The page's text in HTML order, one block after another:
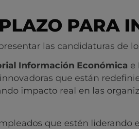
PARA
las candidaturas de
Información Económica e
que están
impacto real en las
que estén liderando